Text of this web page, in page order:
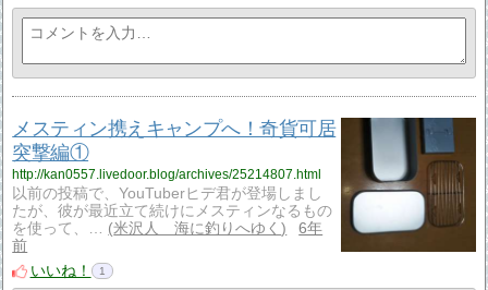
メスティン携えキャンプへ！奇貨可居
突撃編①
http://kan0557.livedoor.blog/archives/25214807.html
以前の投稿で、YouTuberヒデ君が登場しまし
たが、彼が最近立て続けにメスティンなるもの
を使って、…
米沢人 海に釣りへゆく
6年
前
いいね！
1